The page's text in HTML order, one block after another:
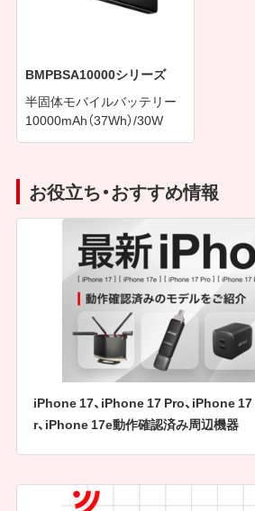
BMPBSA10000シリーズ
半固体モバイルバッテリー
10000mAh（37Wh）/30W
お役立ち・おすすめ情報
iPhone 17、iPhone 17 Pro、iPhone
r、iPhone 17e動作確認済み周辺機器